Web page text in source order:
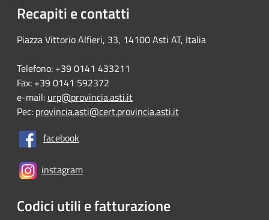
Recapiti e contatti
Piazza Vittorio Alfieri, 33, 14100 Asti AT, Italia
Telefono: +39 0141 433211
Fax: +39 0141 592372
e-mail: urp@provincia.asti.it
Pec: provincia.asti@cert.provincia.asti.it
facebook
instagram
Codici utili e fatturazione